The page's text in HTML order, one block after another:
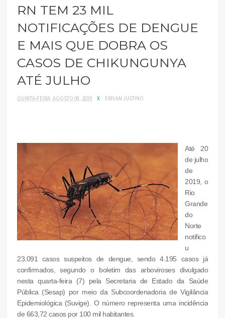
RN TEM 23 MIL
NOTIFICAÇÕES DE DENGUE
E MAIS QUE DOBRA OS
CASOS DE CHIKUNGUNYA
ATÉ JULHO
QUINTA-FEIRA, AGOSTO 08, 2019 X ERIVAN JUSTINO
Até 20
de julho
de
2019, o
Rio
Grande
do
Norte
notifico
u
23.091 casos suspeitos de dengue, sendo 4.195 casos já
confirmados, segundo o boletim das arboviroses divulgado
nesta quarta-feira (7) pela Secretaria de Estado da Saúde
Pública (Sesap) por meio da Subcoordenadoria de Vigilância
Epidemiológica (Suvige). O número representa uma incidência
de 663,72 casos por 100 mil habitantes.